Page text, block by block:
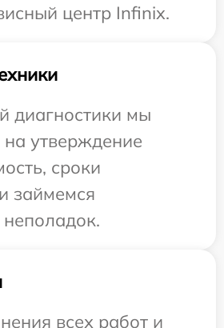
центр Infinix.
диагностики мы
утверждение
сроки
займемся
всех работ и